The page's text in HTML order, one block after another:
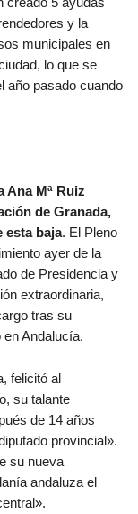
y la
municipales en
lo que se
año pasado cuando
Ana Mª Ruiz
de Granada,
esta baja. El Pleno
ayer de la
de Presidencia y
extraordinaria,
tras su
Andalucía.
felicitó al
su talante
de 14 años
provincial».
su nueva
andaluza el